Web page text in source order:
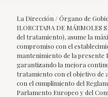
La Dirección / Órgano de
ILORCITANA DE MÁRMOLES
del tratamiento), asume la
compromiso con el
mantenimiento de la presente
garantizando la mejora
tratamiento con el objetivo de
con el cumplimiento del
Parlamento Europeo y del